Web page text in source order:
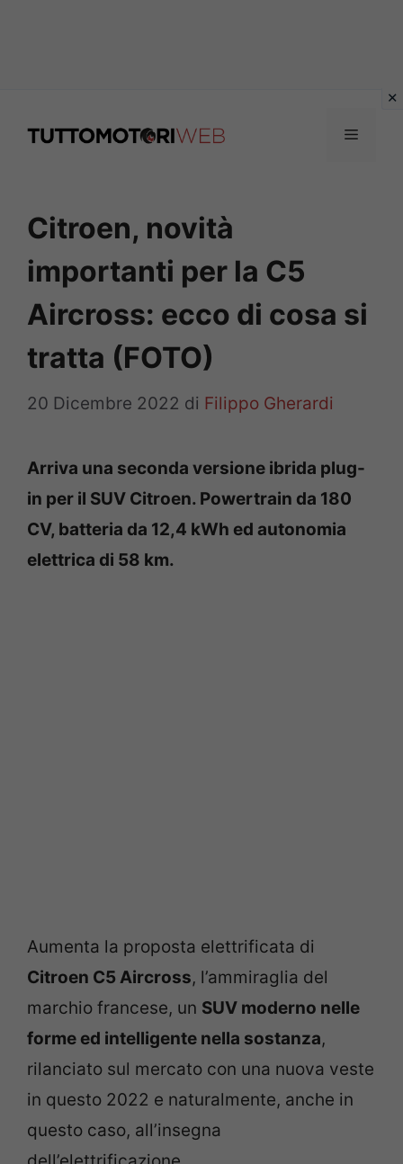
Menu
Citroen, novità
importanti per la C5
Aircross: ecco di cosa si
tratta (FOTO)
20 Dicembre 2022 di Filippo Gherardi
Arriva una seconda versione ibrida plug-
in per il SUV Citroen. Powertrain da 180
CV, batteria da 12,4 kWh ed autonomia
elettrica di 58 km.
Aumenta la proposta elettrificata di
Citroen C5 Aircross, l’ammiraglia del
marchio francese, un SUV moderno nelle
forme ed intelligente nella sostanza,
rilanciato sul mercato con una nuova veste
in questo 2022 e naturalmente, anche in
questo caso, all’insegna